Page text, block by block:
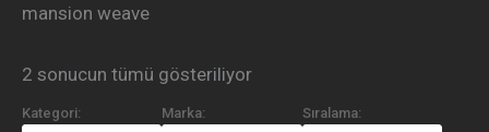
mansion weave
2 sonucun tümü gösteriliyor
Kategori: Marka: Sıralama: